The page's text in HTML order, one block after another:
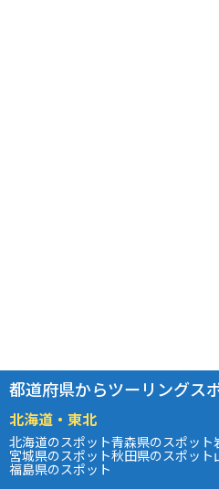
都道府県からツーリングス
北海道・東北
北海道のスポット青森県のスポット
宮城県のスポット秋田県のスポット
福島県のスポット